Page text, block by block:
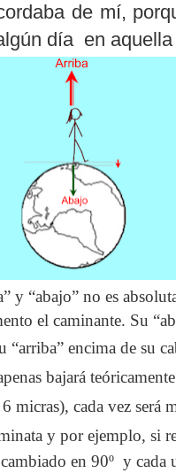
de mí,
día en
y “abajo” no es
el caminante. Su
“arriba” encima de su
bajará
micras), cada vez será
y por ejemplo, si
en 90º y cada